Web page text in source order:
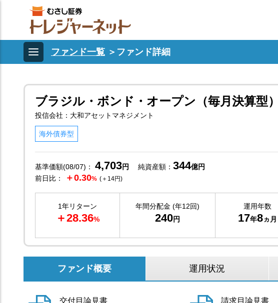
ファンド一覧 ＞ ファンド詳細
ブラジル・ボンド・オープン（毎月決算型）
投信会社：大和アセットマネジメント
海外債券型
基準価額(08/07)： 4,703円 純資産額： 344億円
前日比：
＋0.30% (＋14円)
1年リターン
＋28.36%
年間分配金 (年12回)
240円
運用年数
17年8ヵ月
ファンド概要 運用状況
交付目論見書
請求目論見書